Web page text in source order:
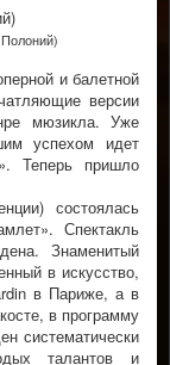
и балетной
версии
мюзикла. Уже
успехом идет
Теперь пришло
состоялась
Спектакль
Знаменитый
в искусство,
в Париже, а в
в программу
систематически
талантов и